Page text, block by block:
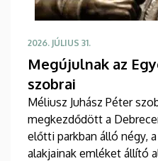
2026. JÚLIUS 31.
Megújulnak az
szobrai
Méliusz Juhász Péter
megkezdődött a
előtti parkban álló négy,
alakjainak emléket állító